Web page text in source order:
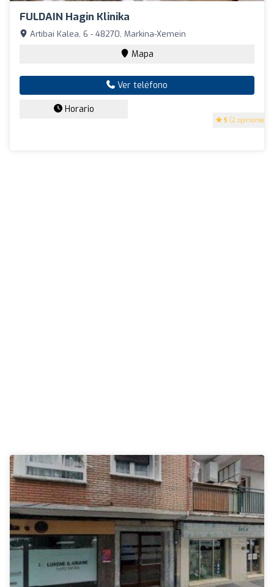
FULDAIN Hagin Klinika
5 (2 opiniones)
Artibai Kalea, 6 - 48270, Markina-Xemein
Mapa
Ver teléfono
Horario